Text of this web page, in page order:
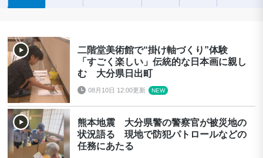
二階堂美術館で“掛け軸づくり”体験
「すごく楽しい」伝統的な日本画に親し
む 大分県日出町
08月10日 12:00更新
熊本地震 大分県警の警察官が被災地の
状況語る 現地で防犯パトロールなどの
任務にあたる